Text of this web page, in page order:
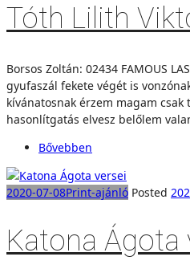
Tóth Lilith
Borsos Zoltán: 02434 FAMOUS
gyufaszál fekete végét is
kívánatosnak érzem magam csak
hasonlítgatás elvesz belőlem
Bővebben
2020-07-08Print-ajánló Posted
Katona Ágota